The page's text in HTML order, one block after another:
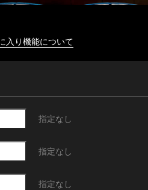
入り機能について
指定なし
指定なし
指定なし